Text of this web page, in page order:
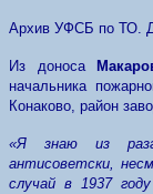
Архив УФСБ по ТО.
Из доноса
начальника
Конаково, район
«Я знаю из
антисоветски,
случай в 1937